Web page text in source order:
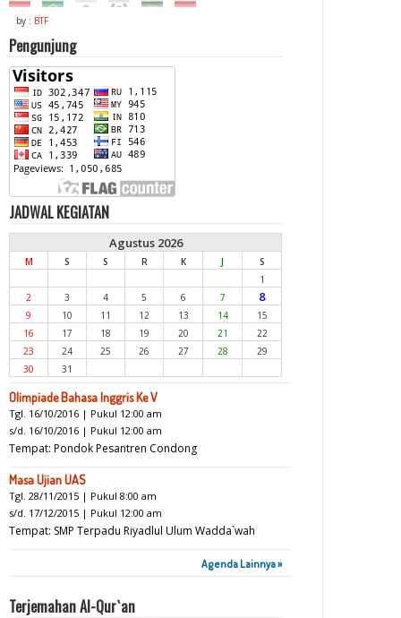
by : BTF
Pengunjung
JADWAL KEGIATAN
Agustus 2026
M S S R K J
S
1
2
3 4 5 6 7 8
9 10 11 12 13 14
15
16
17 18 19 20 21
22
23
24 25 26 27 28
29
30
31
Olimpiade Bahasa Inggris Ke V
Tgl. 16/10/2016 | Pukul 12:00 am
s/d. 16/10/2016 | Pukul 12:00 am
Tempat: Pondok Pesantren Condong
Masa Ujian UAS
Tgl. 28/11/2015 | Pukul 8:00 am
s/d. 17/12/2015 | Pukul 12:00 am
Tempat: SMP Terpadu Riyadlul Ulum Wadda`wah
Agenda Lainnya »
Terjemahan Al-Qur`an